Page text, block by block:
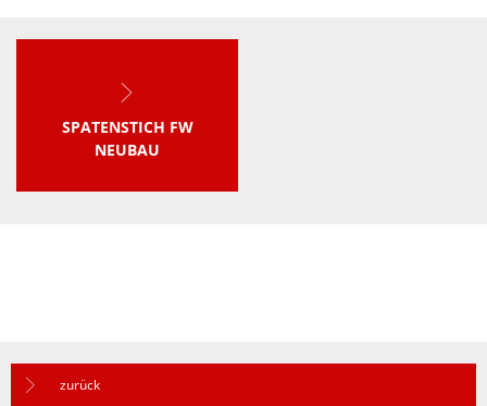
Spatenstich
Haus)SPATENSTICH FW
NEUBAU
zurück